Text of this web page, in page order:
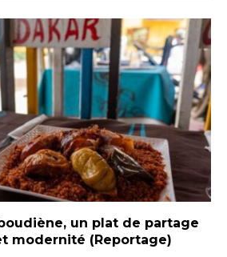
un plat de partage
modernité (Reportage)